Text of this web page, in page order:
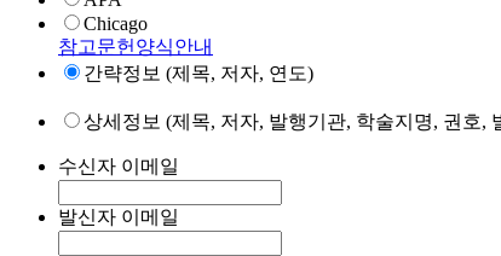
Chicago
참고문헌양식안내
간략정보 (제목, 저자, 연도)
상세정보 (제목, 저자, 발행기관, 학술지명, 권호,
수신자 이메일
발신자 이메일